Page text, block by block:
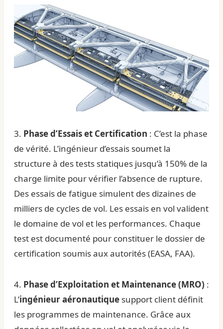
3. Phase d’Essais et Certification : C’est la phase
de vérité. L’ingénieur d’essais soumet la
structure à des tests statiques jusqu’à 150% de la
charge limite pour vérifier l’absence de rupture.
Des essais de fatigue simulent des dizaines de
milliers de cycles de vol. Les essais en vol valident
le domaine de vol et les performances. Chaque
test est documenté pour constituer le dossier de
certification soumis aux autorités (EASA, FAA).
4. Phase d’Exploitation et Maintenance (MRO) :
L’ingénieur aéronautique support client définit
les programmes de maintenance. Grâce aux